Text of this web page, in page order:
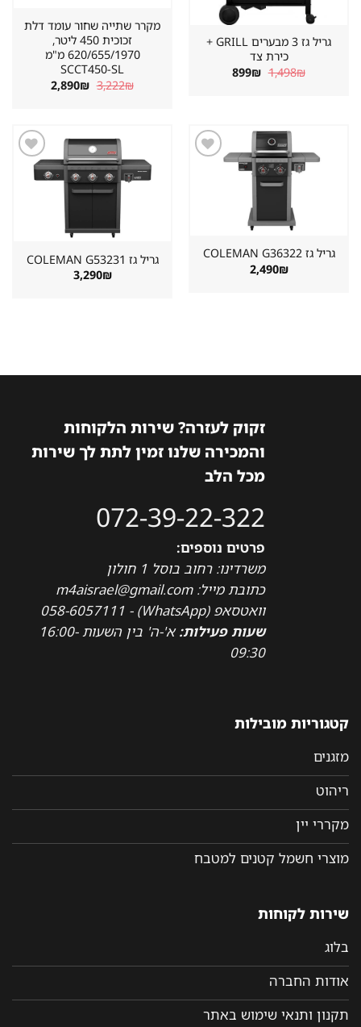
גריל גז 3 מבערים GRILL +
כירת צד
1,498₪ המחיר
המקורי
899₪ המחיר
הנוכחי
מקרר שתייה שחור עומד דלת
זכוכית 450 ליטר,
620/655/1970 מ"מ
SCCT450-SL
3,222₪ המחיר
המקורי
2,890₪ המחיר
הנוכחי
גריל גז ⁦COLEMAN G36322⁩
2,490₪
שמור
מוצר
גריל גז ⁦COLEMAN G53231⁩
3,290₪
זקוק לעזרה? שירות הלקוחות
והמכירה שלנו זמין לתת לך שירות
מכל הלב
072-39-22-322
פרטים נוספים:
משרדינו: רחוב בוסל 1 חולון
כתובת מייל: m4aisrael@gmail.com
וואטסאפ (WhatsApp) - 058-6057111
שעות פעילות:
א'-ה' בין השעות 16:00-
09:30
קטגוריות מובילות
מזגנים
ריהוט
מקררי יין
מוצרי חשמל קטנים למטבח
שירות לקוחות
בלוג
אודות החברה
תקנון ותנאי שימוש באתר